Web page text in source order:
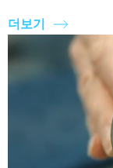
더보기